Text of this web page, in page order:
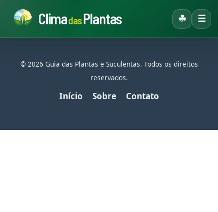
ClimadasPlantas ☘ ☰
© 2026 Guia das Plantas e Suculentas. Todos os direitos
reservados.
Início Sobre Contato